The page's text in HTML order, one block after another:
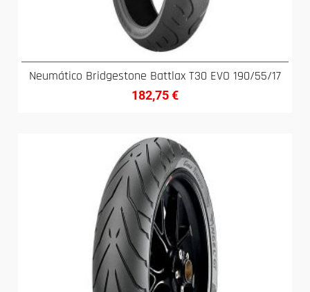
Neumático Bridgestone Battlax T30 EVO 190/55/17
182,75€